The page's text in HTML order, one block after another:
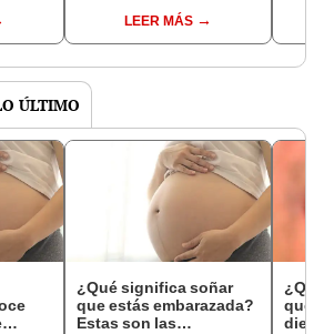
comunesLEER MÁS
ÚLTIMO
¿Qué significa soñar
que estás embarazada?
Estas son las
que